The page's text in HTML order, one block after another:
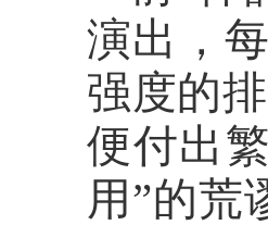
演出，
强度的
便付出
用”的荒